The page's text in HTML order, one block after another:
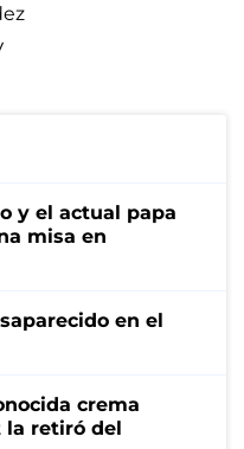
y el actual papa
misa en
en el
crema
retiró del